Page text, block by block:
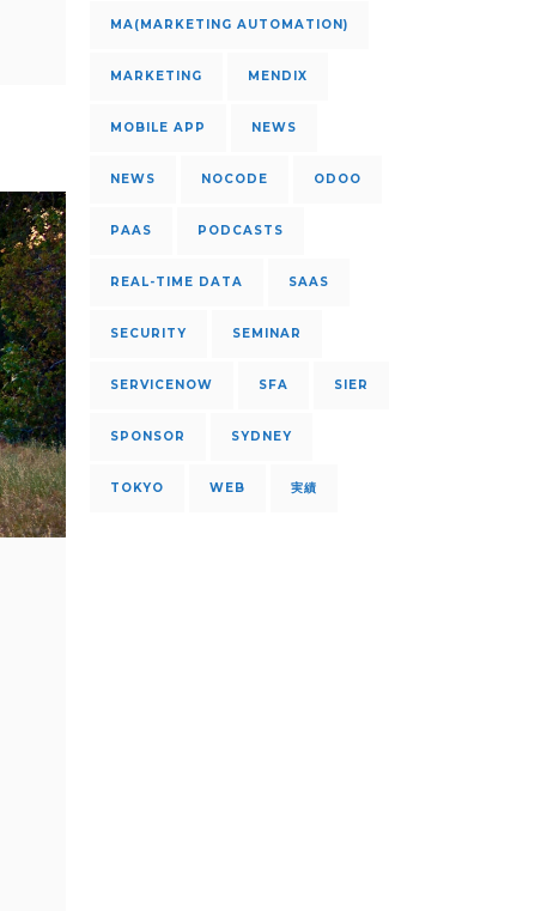
MA(MARKETING AUTOMATION)
MARKETING MENDIX
MOBILE APP NEWS
NEWS NOCODE ODOO
PAAS PODCASTS
REAL-TIME DATA SAAS
SECURITY SEMINAR
SERVICENOW SFA SIER
SPONSOR SYDNEY
TOKYO WEB 実績